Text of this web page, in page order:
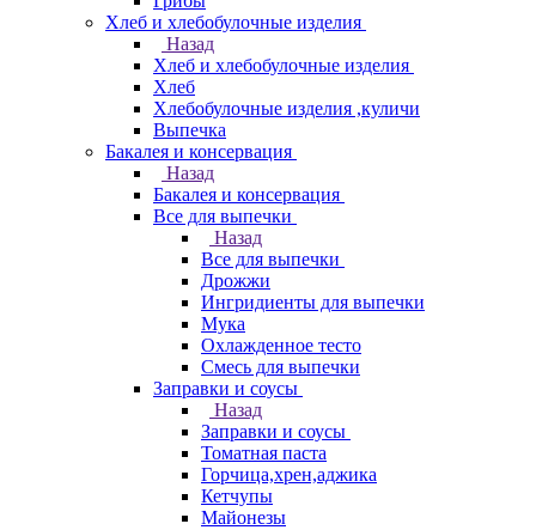
Хлеб и хлебобулочные изделия
Назад
Хлеб и хлебобулочные изделия
Хлеб
Хлебобулочные изделия ,куличи
Выпечка
Бакалея и консервация
Назад
Бакалея и консервация
Все для выпечки
Назад
Все для выпечки
Дрожжи
Ингридиенты для выпечки
Мука
Охлажденное тесто
Смесь для выпечки
Заправки и соусы
Назад
Заправки и соусы
Томатная паста
Горчица,хрен,аджика
Кетчупы
Майонезы